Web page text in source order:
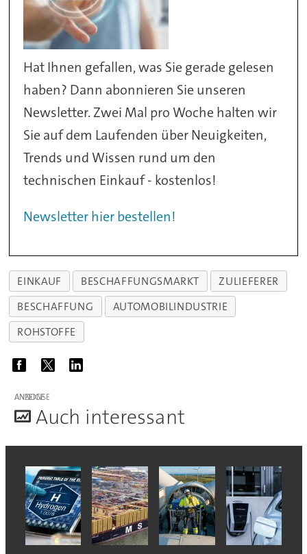
Hat Ihnen gefallen, was Sie gerade gelesen
haben? Dann abonnieren Sie unseren
Newsletter. Zwei Mal pro Woche halten wir
Sie auf dem Laufenden über Neuigkeiten,
Trends und Wissen rund um den
technischen Einkauf - kostenlos!
Newsletter hier bestellen!
EINKAUF BESCHAFFUNGSMARKT
ZULIEFERER
BESCHAFFUNG
AUTOMOBILINDUSTRIE
ROHSTOFFE
ANZEIGE
Auch interessant